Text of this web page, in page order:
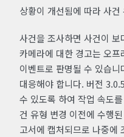
상황이 개선됨에 따라 사
사건을 조사하면 사건이
카메라에 대한 경고는 오
이벤트로 판명될 수 있습
대응해야 합니다. 버전
수 있도록 하여 작업 속도
건 유형 변경 이전에 수행
고서에 캡처되므로 나중에